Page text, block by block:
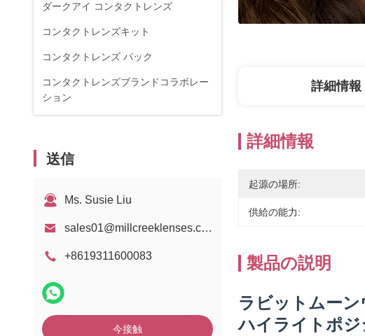
ダークアイ コンタクトレンズ
コンタクトレンズキット
コンタクトレンズ パック
コンタクトレンズブランドコラボレー
ション
送信
Ms. Susie Liu
sales01@millcreeklenses.com
+8619311600083
今接触
詳細情報
詳細情報
起源の場所:
供給の能力:
製品の説明
ラビットムー
ハイライトポ